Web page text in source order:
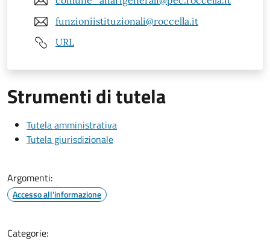
funzioniistituzionali@roccella.it
URL
Strumenti di tutela
Tutela amministrativa
Tutela giurisdizionale
Argomenti:
Accesso all'informazione
Categorie: